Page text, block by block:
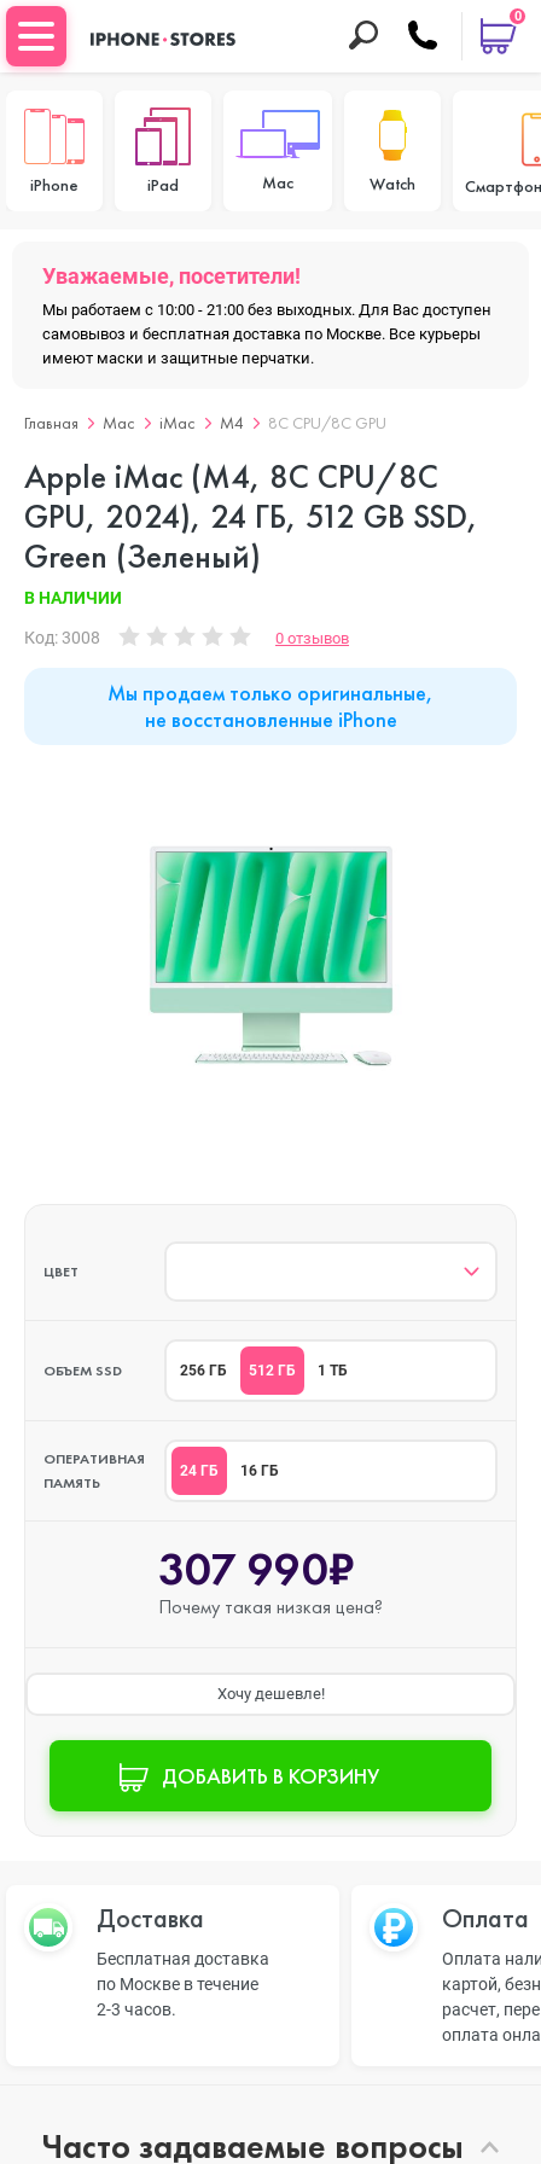
0
iPhone iPad Mac Watch
Уважаемые, посетители!
Мы работаем с 10:00 - 21:00 без выходных. Для Вас доступен
самовывоз и бесплатная доставка по Москве. Все курьеры
имеют маски и защитные перчатки.
Главная Mac iMac M4 8C CPU/8C GPU
Apple iMac (M4, 8C CPU/8C
GPU, 2024), 24 ГБ, 512 GB SSD,
Green (Зеленый)
В НАЛИЧИИ
Код: 3008 0 отзывов
Мы продаем только оригинальные,
не восстановленные iPhone
ЦВЕТ
ОБЪЕМ SSD 256 ГБ 512 ГБ 1 ТБ
ОПЕРАТИВНАЯ
ПАМЯТЬ
24 ГБ 16 ГБ
307 990₽
Почему такая низкая цена?
Хочу дешевле!
ДОБАВИТЬ В КОРЗИНУ
Доставка
Бесплатная доставка
по Москве в течение
2-3 часов.
Оплата
Оплата
картой,
расчет,
оплата
Часто задаваемые вопросы